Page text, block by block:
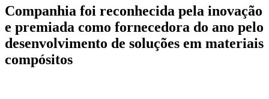
Companhia foi reconhecida pela inovação
e premiada como fornecedora do ano pelo
desenvolvimento de soluções em materiais
compósitos